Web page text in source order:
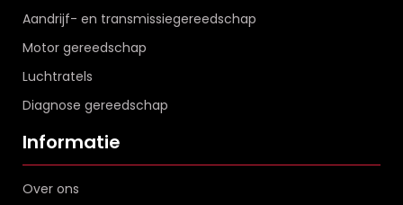
Aandrijf- en transmissiegereedschap
Motor gereedschap
Luchtratels
Diagnose gereedschap
Informatie
Over ons